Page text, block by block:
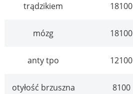
trądzikiem 18100
mózg 18100
anty tpo 12100
otyłość brzuszna 8100